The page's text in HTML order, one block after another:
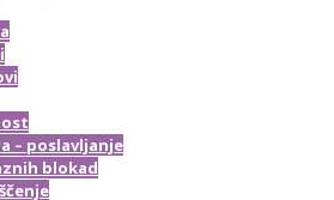
– poslavljanje
blokad